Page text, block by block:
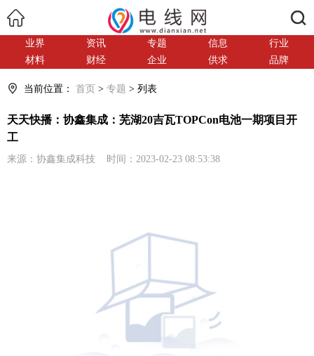
业界 资讯 专题 信息
行业
材料
财经 企业 供求 品牌
当前位置： 首页 > 专题 > 列表
天天快播：协鑫集成：芜湖20吉瓦TOPCon电池一期项目开
工
来源：协鑫集成科技 时间：2023-02-23 08:53:38